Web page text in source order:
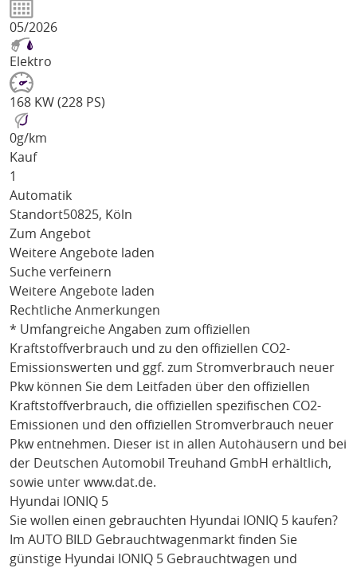
05/2026
Elektro
168 KW (228 PS)
0g/km
Kauf
1
Automatik
Standort50825, Köln
Zum Angebot
Weitere Angebote laden
Suche verfeinern
Weitere Angebote laden
Rechtliche Anmerkungen
* Umfangreiche Angaben zum offiziellen
Kraftstoffverbrauch und zu den offiziellen CO2-
Emissionswerten und ggf. zum Stromverbrauch neuer
Pkw können Sie dem Leitfaden über den offiziellen
Kraftstoffverbrauch, die offiziellen spezifischen CO2-
Emissionen und den offiziellen Stromverbrauch neuer
Pkw entnehmen. Dieser ist in allen Autohäusern und bei
der Deutschen Automobil Treuhand GmbH erhältlich,
sowie unter www.dat.de.
Hyundai IONIQ 5
Sie wollen einen gebrauchten Hyundai IONIQ 5 kaufen?
Im AUTO BILD Gebrauchtwagenmarkt finden Sie
günstige Hyundai IONIQ 5 Gebrauchtwagen und